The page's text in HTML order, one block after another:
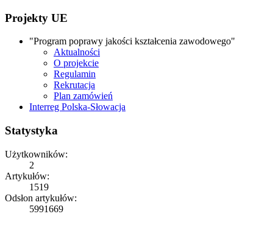
Projekty UE
"Program poprawy jakości kształcenia zawodowego"
Aktualności
O projekcie
Regulamin
Rekrutacja
Plan zamówień
Interreg Polska-Słowacja
Statystyka
Użytkowników:
2
Artykułów:
1519
Odsłon artykułów:
5991669